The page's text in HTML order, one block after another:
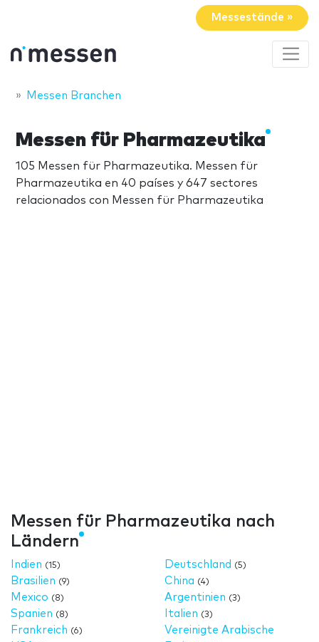
Messestände »
Messen Branchen
Messen für Pharmazeutika
105 Messen für Pharmazeutika. Messen für
Pharmazeutika en 40 países y 647 sectores
relacionados con Messen für Pharmazeutika
Messen für Pharmazeutika nach
Ländern
Indien (15)
Brasilien (9)
Mexico (8)
Spanien (8)
Frankreich (6)
Deutschland (5)
China (4)
Argentinien (3)
Italien (3)
Vereinigte Arabische